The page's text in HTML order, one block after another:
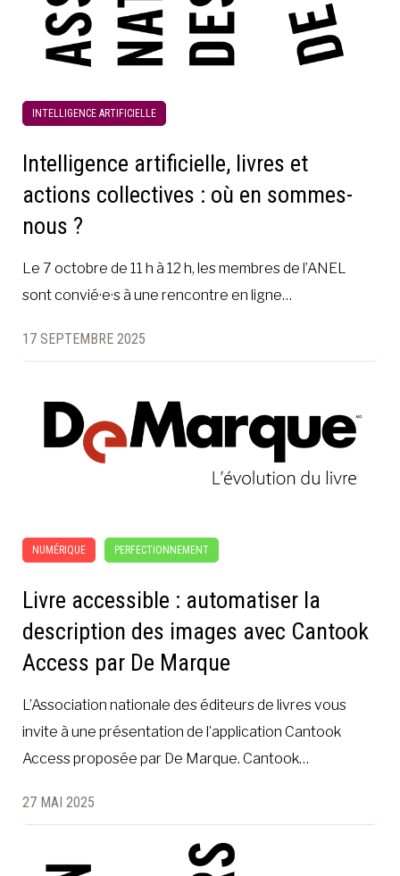
INTELLIGENCE ARTIFICIELLE
Intelligence artificielle, livres et
actions collectives : où en sommes-
nous ?
Le 7 octobre de 11 h à 12 h, les membres de l’ANEL
sont convié·e·s à une rencontre en ligne…
17 SEPTEMBRE 2025
NUMÉRIQUE PERFECTIONNEMENT
Livre accessible : automatiser la
description des images avec Cantook
Access par De Marque
L’Association nationale des éditeurs de livres vous
invite à une présentation de l’application Cantook
Access proposée par De Marque. Cantook…
27 MAI 2025